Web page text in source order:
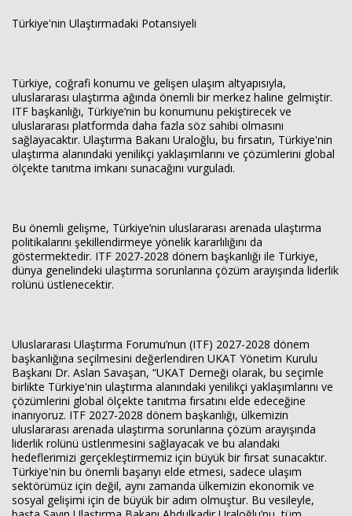
Türkiye'nin Ulaştırmadaki Potansiyeli
Türkiye, coğrafi konumu ve gelişen ulaşım altyapısıyla,
uluslararası ulaştırma ağında önemli bir merkez haline gelmiştir.
ITF başkanlığı, Türkiye’nin bu konumunu pekiştirecek ve
uluslararası platformda daha fazla söz sahibi olmasını
sağlayacaktır. Ulaştırma Bakanı Uraloğlu, bu fırsatın, Türkiye'nin
ulaştırma alanındaki yenilikçi yaklaşımlarını ve çözümlerini global
ölçekte tanıtma imkanı sunacağını vurguladı.
Bu önemli gelişme, Türkiye’nin uluslararası arenada ulaştırma
politikalarını şekillendirmeye yönelik kararlılığını da
göstermektedir. ITF 2027-2028 dönem başkanlığı ile Türkiye,
dünya genelindeki ulaştırma sorunlarına çözüm arayışında liderlik
rolünü üstlenecektir.
Uluslararası Ulaştırma Forumu’nun (ITF) 2027-2028 dönem
başkanlığına seçilmesini değerlendiren UKAT Yönetim Kurulu
Başkanı Dr. Aslan Savaşan, “UKAT Derneği olarak, bu seçimle
birlikte Türkiye'nin ulaştırma alanındaki yenilikçi yaklaşımlarını ve
çözümlerini global ölçekte tanıtma fırsatını elde edeceğine
inanıyoruz. ITF 2027-2028 dönem başkanlığı, ülkemizin
uluslararası arenada ulaştırma sorunlarına çözüm arayışında
liderlik rolünü üstlenmesini sağlayacak ve bu alandaki
hedeflerimizi gerçekleştirmemiz için büyük bir fırsat sunacaktır.
Türkiye'nin bu önemli başarıyı elde etmesi, sadece ulaşım
sektörümüz için değil, aynı zamanda ülkemizin ekonomik ve
sosyal gelişimi için de büyük bir adım olmuştur. Bu vesileyle,